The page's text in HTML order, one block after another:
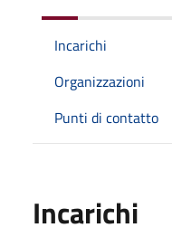
Incarichi
Organizzazioni
Punti di contatto
Incarichi